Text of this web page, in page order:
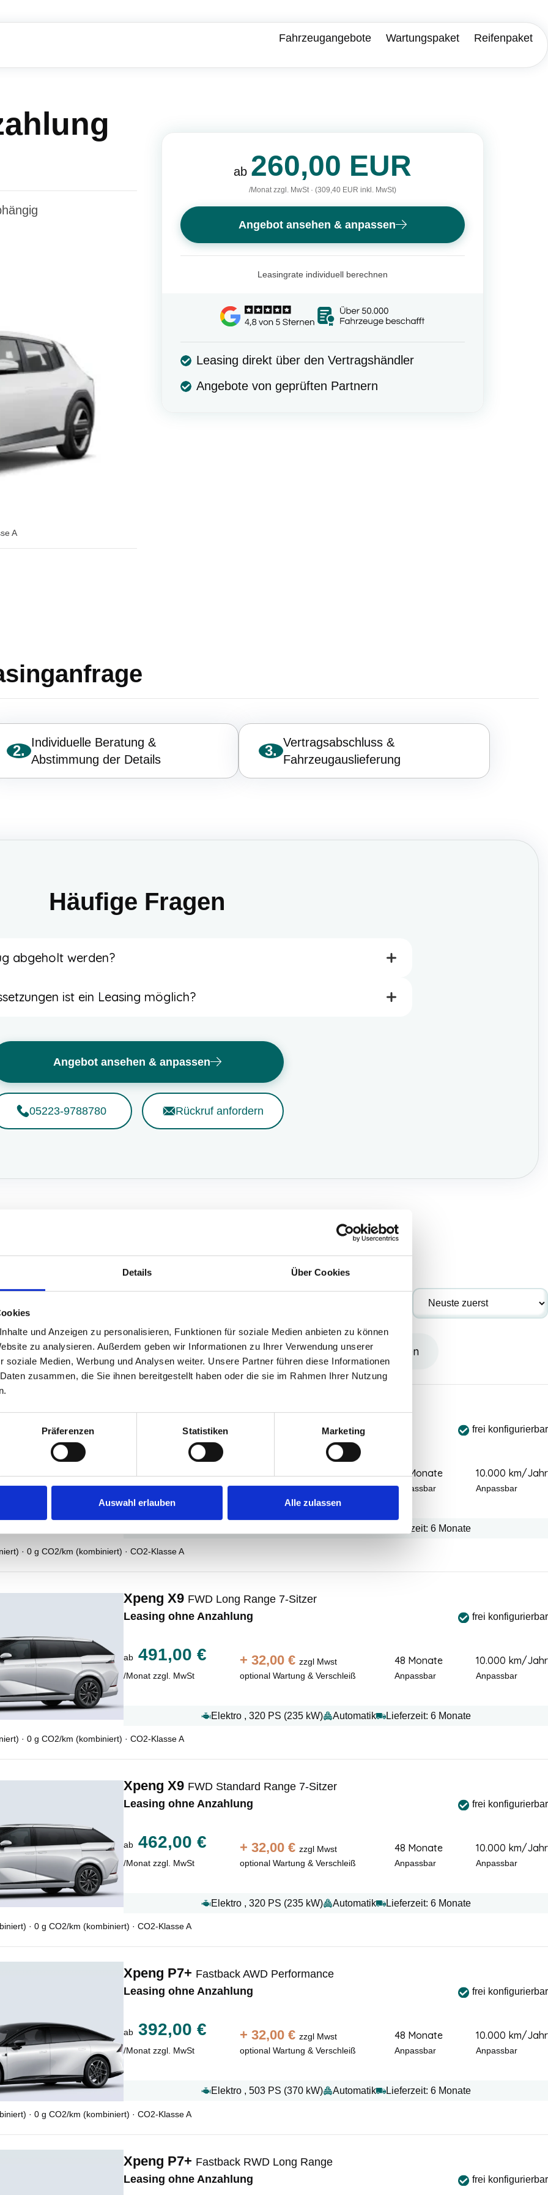
Details Über Cookies
und Anzeigen zu personalisieren, Funktionen für soziale Medien anbieten zu können
zu analysieren. Außerdem geben wir Informationen zu Ihrer Verwendung unserer
soziale Medien, Werbung und Analysen weiter. Unsere Partner führen diese Informationen
zusammen, die Sie ihnen bereitgestellt haben oder die sie im Rahmen Ihrer Nutzung
Präferenzen Statistiken Marketing
Auswahl erlauben Alle zulassen
Fahrzeugangebote Wartungspaket Reifenpaket
ab 260,00 EUR
/Monat zzgl. MwSt · (309,40 EUR inkl. MwSt)
Angebot ansehen & anpassen
Leasingrate individuell berechnen
Leasing direkt über den Vertragshändler
Angebote von geprüften Partnern
A
2. Individuelle Beratung &
Abstimmung der Details
3. Vertragsabschluss &
Fahrzeugauslieferung
Häufige Fragen
abgeholt werden?
Spritkosten.ist ein Leasing möglich?
Angebot ansehen & anpassen
05223-9788780 Rückruf anfordern
Alle Angebote Privat Gewerbe Fuhrparks ab 15 Fahrzeugen
Xpeng X9AWD Performance 7-Sitzer
Leasing ohne Anzahlung
frei konfigurierbar
527,00 €
/Monat zzgl. MwSt
+32,00€zzgl Mwst
optional Wartung & Verschleiß
48 Monate
Anpassbar
10.000 km/Jahr
Anpassbar
Lieferzeit: 6 Monate
· 0 g CO2/km (kombiniert) · CO2-Klasse A
Xpeng X9 FWD Long Range 7-Sitzer
Leasing ohne Anzahlung
frei konfigurierbar
ab 491,00 €
/Monat zzgl. MwSt
+ 32,00€ zzgl Mwst
optional Wartung & Verschleiß
48 Monate
Anpassbar
10.000 km/Jahr
Anpassbar
Elektro , 320 PS (235 kW) Automatik Lieferzeit: 6 Monate
· 0 g CO2/km (kombiniert) · CO2-Klasse A
Xpeng X9 FWD Standard Range 7-Sitzer
Leasing ohne Anzahlung
frei konfigurierbar
ab 462,00 €
/Monat zzgl. MwSt
+ 32,00€ zzgl Mwst
optional Wartung & Verschleiß
48 Monate
Anpassbar
10.000 km/Jahr
Anpassbar
Elektro , 320 PS (235 kW) Automatik Lieferzeit: 6 Monate
· 0 g CO2/km (kombiniert) · CO2-Klasse A
Xpeng P7+ Fastback AWD Performance
Leasing ohne Anzahlung
frei konfigurierbar
ab 392,00 €
/Monat zzgl. MwSt
+ 32,00€ zzgl Mwst
optional Wartung & Verschleiß
48 Monate
Anpassbar
10.000 km/Jahr
Anpassbar
Elektro , 503 PS (370 kW) Automatik Lieferzeit: 6 Monate
· 0 g CO2/km (kombiniert) · CO2-Klasse A
Xpeng P7+ Fastback RWD Long Range
Leasing ohne Anzahlung
frei konfigurierbar